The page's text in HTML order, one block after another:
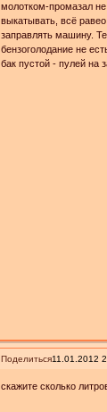
молотком-промазал
выкатывать, всё
заправлять машину.
бензоголодание не
бак пустой - пулей на
Поделиться11.01.2012
скажите сколько